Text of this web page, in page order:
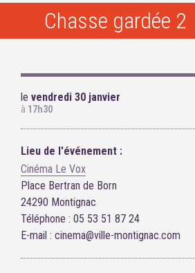
Chasse gardée 2
le vendredi 30 janvier
à 17h30
Lieu de l'événement :
Cinéma Le Vox
Place Bertran de Born
24290 Montignac
Téléphone : 05 53 51 87 24
E-mail : cinema@ville-montignac.com